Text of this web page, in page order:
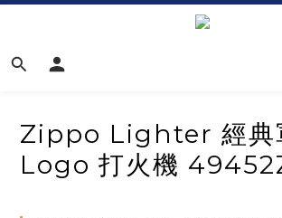
Zippo Lighter 經典
Logo 打火機